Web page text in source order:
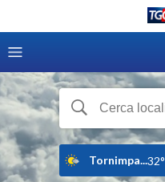
Tornimpa...32°